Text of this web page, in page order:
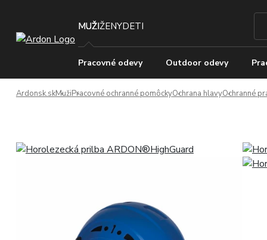
MUŽIŽENYDETI
Pracovné odevy Outdoor odevy
Ardonsk.skMužiPracovné ochranné pomôckyOchrana hlavyOchranné